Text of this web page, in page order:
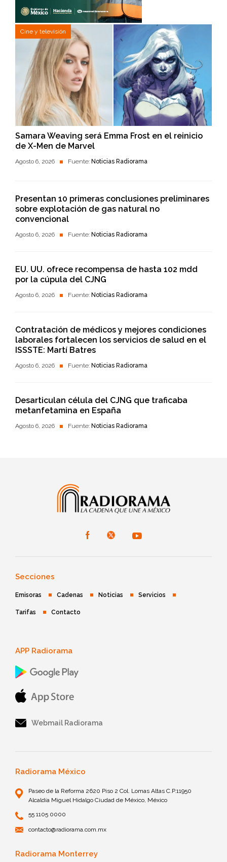
Cine y televisión
Samara Weaving será Emma Frost en el reinicio
de X-Men de Marvel
Agosto 6, 2026 Fuente: Noticias Radiorama
Presentan 10 primeras conclusiones preliminares
sobre explotación de gas natural no
convencional
Agosto 6, 2026 Fuente: Noticias Radiorama
EU. UU. ofrece recompensa de hasta 102 mdd
por la cúpula del CJNG
Agosto 6, 2026 Fuente: Noticias Radiorama
Contratación de médicos y mejores condiciones
laborales fortalecen los servicios de salud en el
ISSSTE: Martí Batres
Agosto 6, 2026 Fuente: Noticias Radiorama
Desarticulan célula del CJNG que traficaba
metanfetamina en España
Agosto 6, 2026 Fuente: Noticias Radiorama
Secciones
Emisoras Cadenas Noticias Servicios
Tarifas Contacto
APP Radiorama
Webmail Radiorama
Radiorama México
Paseo de la Reforma 2620 Piso 2 Col. Lomas Altas C.P.11950
Alcaldía Miguel Hidalgo Ciudad de México, México
55 1105 0000
contacto@radiorama.com.mx
Radiorama Monterrey